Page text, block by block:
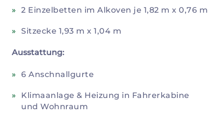
2 Einzelbetten im Alkoven je 1,82 m x 0,76 m
Sitzecke 1,93 m x 1,04 m
Ausstattung:
6 Anschnallgurte
Klimaanlage & Heizung in Fahrerkabine
und Wohnraum